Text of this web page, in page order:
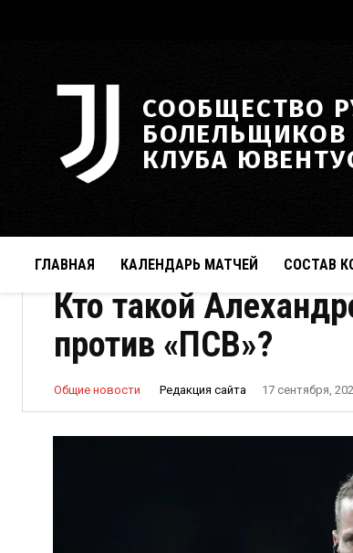
СООБЩЕСТВО
КЛУБА
ГЛАВНАЯ КАЛЕНДАРЬ МАТЧЕЙ СОСТАВ
Кто такой
против «ПСВ»?
Общие новости Редакция сайта 17 сентября,